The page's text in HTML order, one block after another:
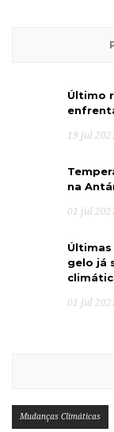
Último
19 jul
na
01 jul
gelo já
01 jul
Mudanças Climáticas